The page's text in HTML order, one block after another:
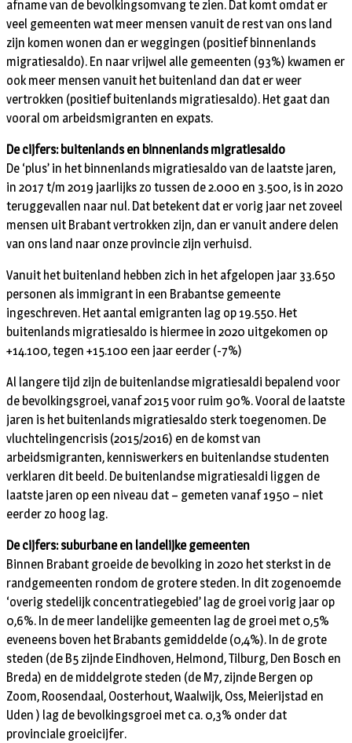
afname van de bevolkingsomvang te zien. Dat komt omdat er
veel gemeenten wat meer mensen vanuit de rest van ons land
zijn komen wonen dan er weggingen (positief binnenlands
migratiesaldo). En naar vrijwel alle gemeenten (93%) kwamen er
ook meer mensen vanuit het buitenland dan dat er weer
vertrokken (positief buitenlands migratiesaldo). Het gaat dan
vooral om arbeidsmigranten en expats.
De cijfers: buitenlands en binnenlands migratiesaldo
De ‘plus’ in het binnenlands migratiesaldo van de laatste jaren,
in 2017 t/m 2019 jaarlijks zo tussen de 2.000 en 3.500, is in 2020
teruggevallen naar nul. Dat betekent dat er vorig jaar net zoveel
mensen uit Brabant vertrokken zijn, dan er vanuit andere delen
van ons land naar onze provincie zijn verhuisd.
Vanuit het buitenland hebben zich in het afgelopen jaar 33.650
personen als immigrant in een Brabantse gemeente
ingeschreven. Het aantal emigranten lag op 19.550. Het
buitenlands migratiesaldo is hiermee in 2020 uitgekomen op
+14.100, tegen +15.100 een jaar eerder (-7%)
Al langere tijd zijn de buitenlandse migratiesaldi bepalend voor
de bevolkingsgroei, vanaf 2015 voor ruim 90%. Vooral de laatste
jaren is het buitenlands migratiesaldo sterk toegenomen. De
vluchtelingencrisis (2015/2016) en de komst van
arbeidsmigranten, kenniswerkers en buitenlandse studenten
verklaren dit beeld. De buitenlandse migratiesaldi liggen de
laatste jaren op een niveau dat – gemeten vanaf 1950 – niet
eerder zo hoog lag.
De cijfers: suburbane en landelijke gemeenten
Binnen Brabant groeide de bevolking in 2020 het sterkst in de
randgemeenten rondom de grotere steden. In dit zogenoemde
‘overig stedelijk concentratiegebied’ lag de groei vorig jaar op
0,6%. In de meer landelijke gemeenten lag de groei met 0,5%
eveneens boven het Brabants gemiddelde (0,4%). In de grote
steden (de B5 zijnde Eindhoven, Helmond, Tilburg, Den Bosch en
Breda) en de middelgrote steden (de M7, zijnde Bergen op
Zoom, Roosendaal, Oosterhout, Waalwijk, Oss, Meierijstad en
Uden ) lag de bevolkingsgroei met ca. 0,3% onder dat
provinciale groeicijfer.